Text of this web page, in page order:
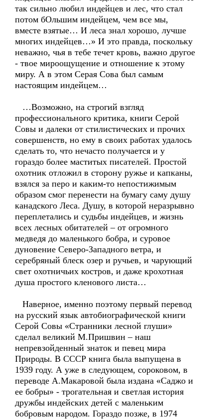
так сильно любил индейцев и лес, что стал
потом бОльшим индейцем, чем все мы,
вместе взятые… И леса знал хорошо, лучше
многих индейцев…» И это правда, поскольку
неважно, чья в тебе течет кровь, важно другое
- твое мироощущение и отношение к этому
миру. А в этом Серая Сова был самым
настоящим индейцем…
…Возможно, на строгий взгляд
профессионального критика, книги Серой
Совы и далеки от стилистических и прочих
совершенств, но ему в своих работах удалось
сделать то, что нечасто получается и у
гораздо более маститых писателей. Простой
охотник отложил в сторону ружье и капканы,
взялся за перо и каким-то непостижимым
образом смог перенести на бумагу саму душу
канадского Леса. Душу, в которой неразрывно
переплетались и судьбы индейцев, и жизнь
всех лесных обитателей – от огромного
медведя до маленького бобра, и суровое
дуновение Северо-Западного ветра, и
серебряный блеск озер и ручьев, и чарующий
свет охотничьих костров, и даже крохотная
душа простого кленового листа…
Наверное, именно поэтому первый перевод
на русский язык автобиографической книги
Серой Совы «Странники лесной глуши»
сделал великий М.Пришвин – наш
непревзойденный знаток и певец мира
Природы. В СССР книга была выпущена в
1939 году. А уже в следующем, сороковом, в
переводе А.Макаровой была издана «Саджо и
ее бобры» - трогательная и светлая история
дружбы индейских детей с маленьким
бобровым народом. Гораздо позже, в 1974